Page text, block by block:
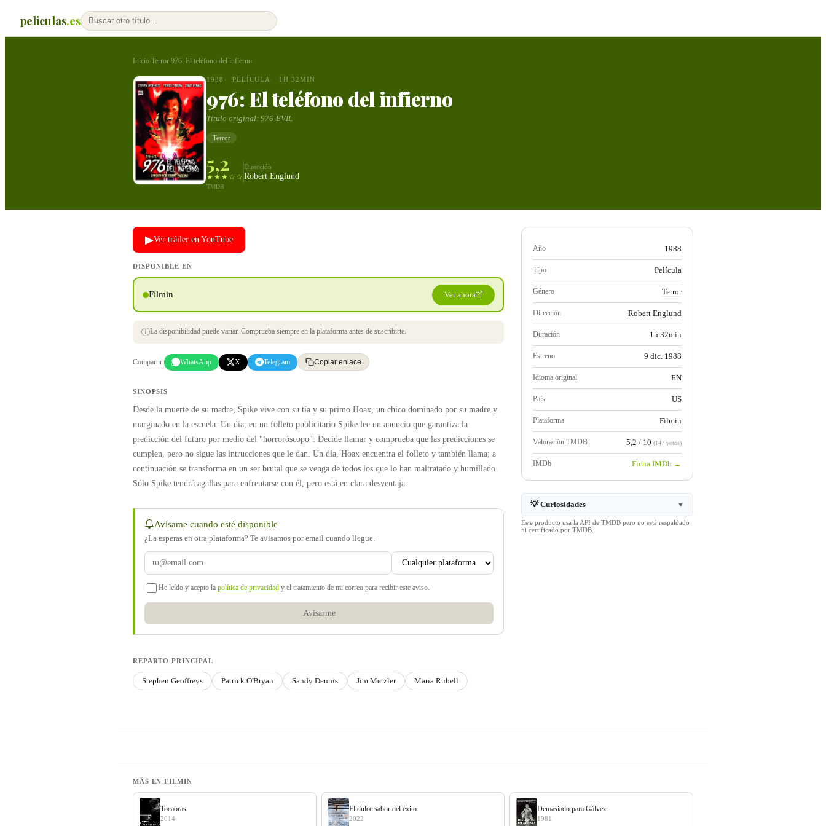
peliculas.es
Inicio›Terror›976: El teléfono del infierno
1988 PELÍCULA 1H 32MIN
976: El teléfono del infierno
Título original: 976-EVIL
Terror
5,2
★★★☆☆
TMDB
Dirección
Robert Englund
▶Ver tráiler en YouTube
DISPONIBLE EN
Filmin Ver ahora
La disponibilidad puede variar. Comprueba siempre en la plataforma antes de suscribirte.
Compartir: WhatsApp X Telegram Copiar enlace
SINOPSIS
Desde la muerte de su madre, Spike vive con su tía y su primo Hoax, un chico dominado por su madre y
marginado en la escuela. Un dia, en un folleto publicitario Spike lee un anuncio que garantiza la
predicción del futuro por medio del "horroróscopo". Decide llamar y comprueba que las predicciones se
cumplen, pero no sigue las intrucciones que le dan. Un día, Hoax encuentra el folleto y también llama; a
continuación se transforma en un ser brutal que se venga de todos los que lo han maltratado y humillado.
Sólo Spike tendrá agallas para enfrentarse con él, pero está en clara desventaja.
Avísame cuando esté disponible
¿La esperas en otra plataforma? Te avisamos por email cuando llegue.
He leído y acepto la política de privacidad y el tratamiento de mi correo para recibir este aviso.
Avisarme
REPARTO PRINCIPAL
Stephen Geoffreys Patrick O'Bryan Sandy Dennis Jim Metzler Maria Rubell
Año 1988
Tipo Película
Género Terror
Dirección Robert Englund
Duración 1h 32min
Estreno 9 dic. 1988
Idioma original EN
País US
Plataforma Filmin
Valoración TMDB 5,2 / 10 (147 votos)
IMDb Ficha IMDb →
💡 Curiosidades ▼
Este producto usa la API de TMDB pero no está respaldado
ni certificado por TMDB.
MÁS EN FILMIN
Tocaoras
2014
El dulce sabor del éxito
2022
Demasiado para Gálvez
1981